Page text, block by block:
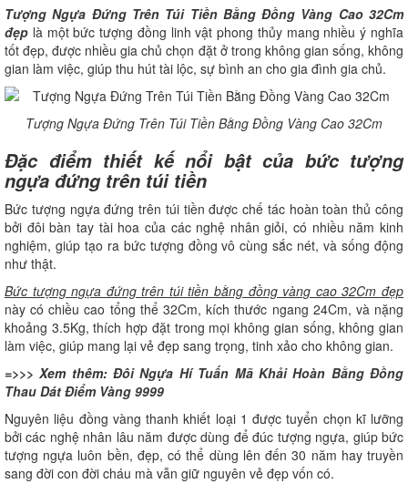
Tượng Ngựa Đứng Trên Túi Tiền Bằng Đồng Vàng Cao 32Cm
đẹp là một bức tượng đồng linh vật phong thủy mang nhiều ý nghĩa
tốt đẹp, được nhiều gia chủ chọn đặt ở trong không gian sống, không
gian làm việc, giúp thu hút tài lộc, sự bình an cho gia đình gia chủ.
Tượng Ngựa Đứng Trên Túi Tiền Bằng Đồng Vàng Cao 32Cm
Đặc điểm thiết kế nổi bật của bức tượng
ngựa đứng trên túi tiền
Bức tượng ngựa đứng trên túi tiền được chế tác hoàn toàn thủ công
bởi đôi bàn tay tài hoa của các nghệ nhân giỏi, có nhiều năm kinh
nghiệm, giúp tạo ra bức tượng đồng vô cùng sắc nét, và sống động
như thật.
Bức tượng ngựa đứng trên túi tiền bằng đồng vàng cao 32Cm đẹp
này có chiều cao tổng thể 32Cm, kích thước ngang 24Cm, và nặng
khoảng 3.5Kg, thích hợp đặt trong mọi không gian sống, không gian
làm việc, giúp mang lại vẻ đẹp sang trọng, tinh xảo cho không gian.
=>>> Xem thêm:Đôi Ngựa Hí Tuấn Mã Khải Hoàn Bằng Đồng
Thau Dát Điểm Vàng 9999
Nguyên liệu đồng vàng thanh khiết loại 1 được tuyển chọn kĩ lưỡng
bởi các nghệ nhân lâu năm được dùng để đúc tượng ngựa, giúp bức
tượng ngựa luôn bền, đẹp, có thể dùng lên đến 30 năm hay truyền
sang đời con đời cháu mà vẫn giữ nguyên vẻ đẹp vốn có.